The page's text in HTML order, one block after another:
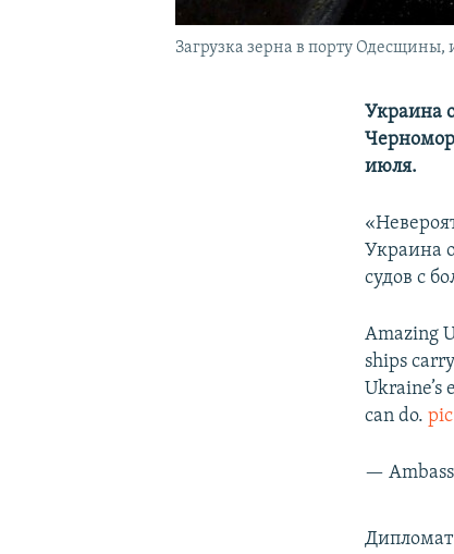
Загрузка зерна в порту Одесщины,
Украина
июля.
Украина
судов с
Amazing
ships
Ukraine’s
can do.
—